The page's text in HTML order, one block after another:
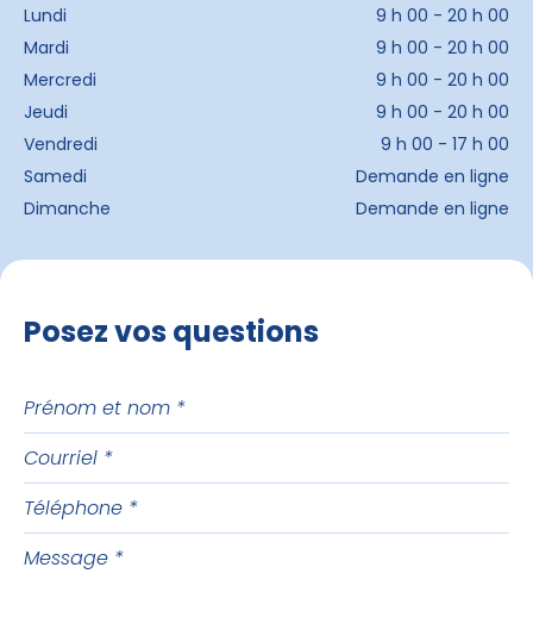
Lundi
9 h 00 - 20 h 00
Mardi
9 h 00 - 20 h 00
Mercredi
9 h 00 - 20 h 00
Jeudi
9 h 00 - 20 h 00
Vendredi
9 h 00 - 17 h 00
Samedi
Demande en ligne
Dimanche
Demande en ligne
Posez vos questions
Prénom
nom
Courriel
Téléphone
Message